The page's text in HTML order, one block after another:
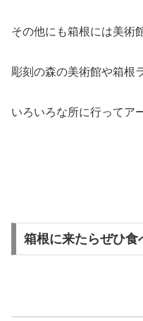
その他にも箱根には美術
彫刻の森の美術館や箱根
いろいろな所に行ってア
箱根に来たらぜひ食